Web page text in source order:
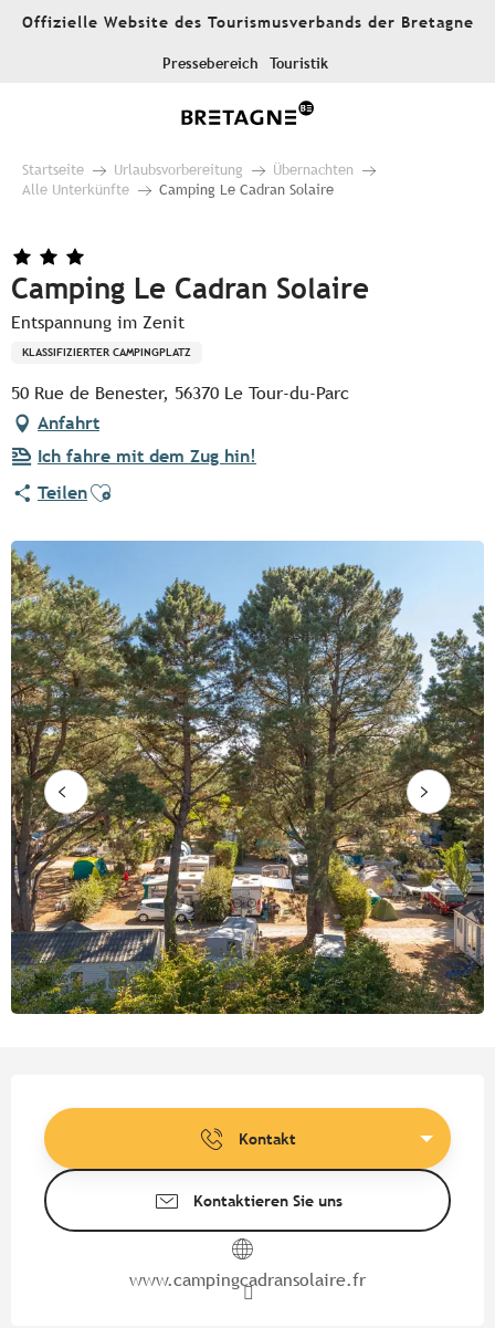
AllerOffizielle Website des Tourismusverbands der Bretagne
Pressebereich Touristik
Startseite Urlaubsvorbereitung
Übernachten
Alle Unterkünfte
Camping Le Cadran Solaire
Camping Le Cadran Solaire
Entspannung im Zenit
KLASSIFIZIERTER CAMPINGPLATZ
50 Rue de Benester, 56370 Le Tour-du-Parc
Anfahrt
Ich fahre mit dem Zug hin!
TeilenAjouter aux favoris
Kontakt
Kontaktieren Sie uns
www.campingcadransolaire.fr